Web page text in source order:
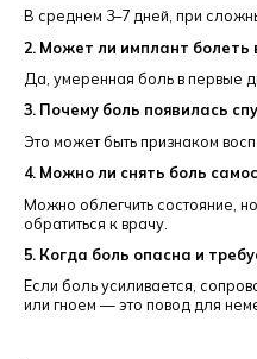
В среднем 3–7 дней, при
2. Может ли имплант болеть
Да, умеренная боль в первые
3. Почему боль появилась
Это может быть признаком
4. Можно ли снять боль
Можно облегчить состояние,
обратиться к врачу.
5. Когда боль опасна и
Если боль усиливается,
или гноем — это повод для